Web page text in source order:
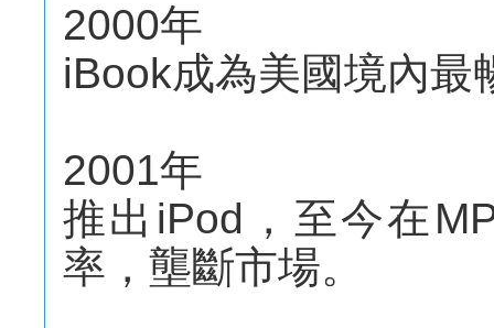
2000年
iBook成為美國境內最
2001年
推出iPod，至今在
率，壟斷市場。